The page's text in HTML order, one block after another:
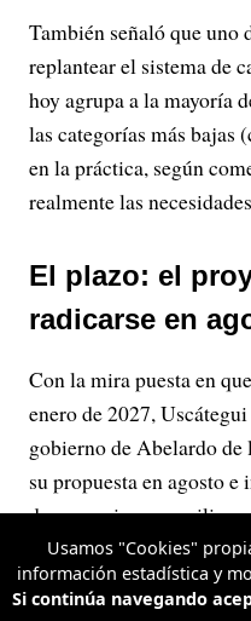
También señaló que uno
replantear el sistema de
hoy agrupa a la mayoría
las categorías más bajas
en la práctica, según
realmente las
El plazo: el
radicarse en
Con la mira puesta en
enero de 2027,
gobierno de Abelardo
su propuesta en agosto
de urgencia para agilizar
De cara a laposesión
causado revuelo por la
Usamos "Cookies"
información estadística y
Si continúa navegando